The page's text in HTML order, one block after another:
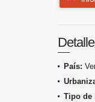
País:
Tipo de